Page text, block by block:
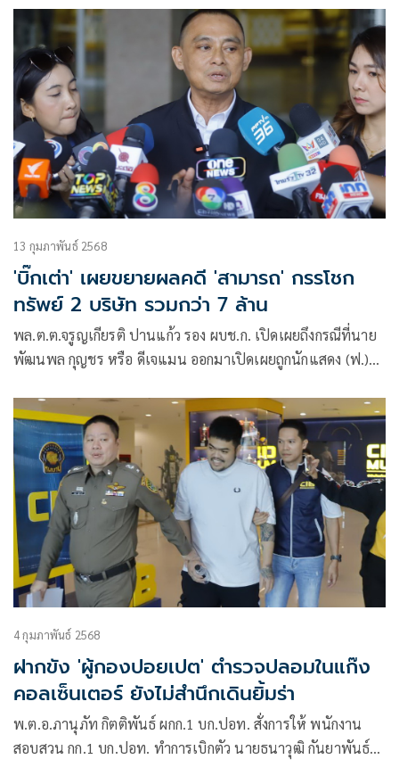
13 กุมภาพันธ์ 2568
'บิ๊กเต่า' เผยขยายผลคดี 'สามารถ' กรรโชก
ทรัพย์ 2 บริษัท รวมกว่า 7 ล้าน
พล.ต.ต.จรูญเกียรติ ปานแก้ว รอง ผบช.ก. เปิดเผยถึงกรณีที่นาย
พัฒนพล กุญชร หรือ ดีเจแมน ออกมาเปิดเผยถูกนักแสดง (ฟ.)
4 กุมภาพันธ์ 2568
ฝากขัง 'ผู้กองปอยเปต' ตำรวจปลอมในแก๊ง
คอลเซ็นเตอร์ ยังไม่สำนึกเดินยิ้มร่า
พ.ต.อ.ภานุภัท กิตติพันธ์ ผกก.1 บก.ปอท. สั่งการให้ พนักงาน
สอบสวน กก.1 บก.ปอท. ทำการเบิกตัว นายธนาวุฒิ กันยาพันธ์